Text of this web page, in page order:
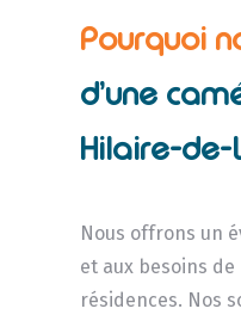
Pourquoi
d’une
Hilaire-de-
Nous offrons un
et aux besoins
résidences. Nos